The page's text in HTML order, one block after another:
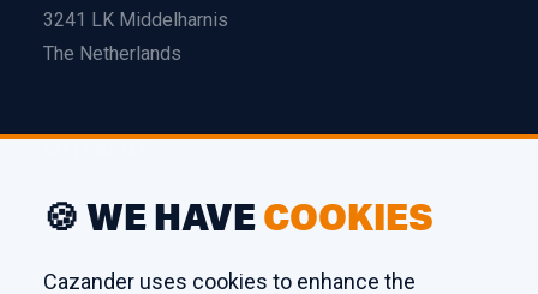
3241 LK Middelharnis
The Netherlands
3241 LS Middelharnis
🍪 WE HAVECOOKIES
Cazander uses cookies to enhance the